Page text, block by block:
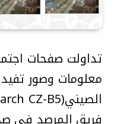
تداولت صفحات
معلومات وصور
فريق المرصد في